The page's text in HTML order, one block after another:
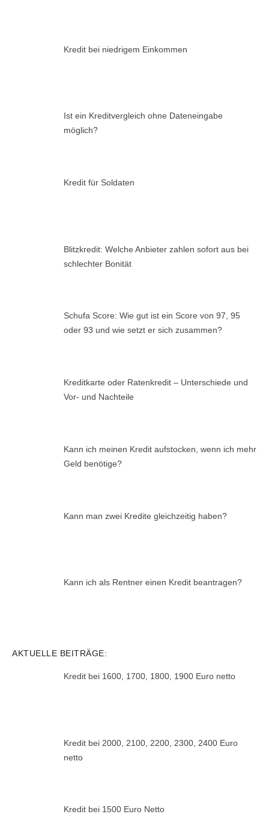
Kredit bei niedrigem Einkommen
Ist ein Kreditvergleich ohne Dateneingabe
möglich?
Kredit für Soldaten
Blitzkredit: Welche Anbieter zahlen sofort aus bei
schlechter Bonität
Schufa Score: Wie gut ist ein Score von 97, 95
oder 93 und wie setzt er sich zusammen?
Kreditkarte oder Ratenkredit – Unterschiede und
Vor- und Nachteile
Kann ich meinen Kredit aufstocken, wenn ich mehr
Geld benötige?
Kann man zwei Kredite gleichzeitig haben?
Kann ich als Rentner einen Kredit beantragen?
AKTUELLE BEITRÄGE:
Kredit bei 1600, 1700, 1800, 1900 Euro netto
Kredit bei 2000, 2100, 2200, 2300, 2400 Euro
netto
Kredit bei 1500 Euro Netto